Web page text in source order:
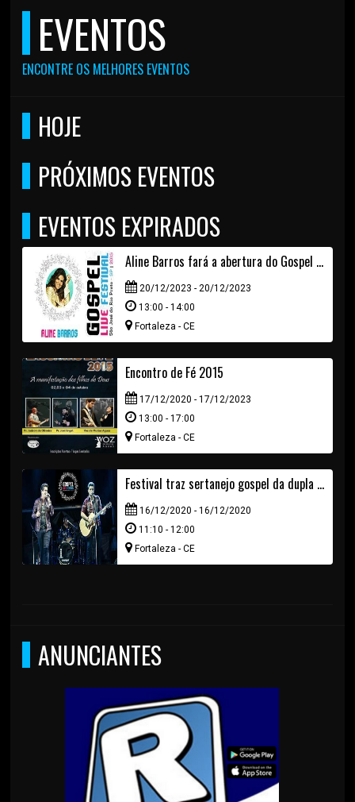
EVENTOS
ENCONTRE OS MELHORES EVENTOS
HOJE
PRÓXIMOS EVENTOS
EVENTOS EXPIRADOS
Aline Barros fará a abertura do Gospel Live Festival
20/12/2023 - 20/12/2023
13:00 - 14:00
Fortaleza - CE
Encontro de Fé 2015
17/12/2020 - 17/12/2023
13:00 - 17:00
Fortaleza - CE
Festival traz sertanejo gospel da dupla André e Felipe
16/12/2020 - 16/12/2020
11:10 - 12:00
Fortaleza - CE
ANUNCIANTES